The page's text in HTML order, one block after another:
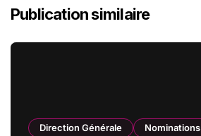
Publication similaire
Direction Générale Nominations